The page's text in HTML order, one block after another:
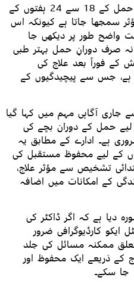
ڈاکٹر طاہر صغیر کا کہنا ہے کہ حمل کے 18 سے 24 ہفتوں کے
سمجھا جاتا ہے کیونکہ اس
طور پر دیکھی جا
صرف دورانِ حمل بہتر طبی
کے فوراً بعد علاج کی
جس سے پیچیدگیوں کے
آگاہی مہم میں کہا گیا
حمل کے دوران بچے کی
ہے۔ ادارے کے مطابق یہ
کے لیے محفوظ مستقبل کی
تشخیص سے مؤثر علاج،
کے امکانات میں اضافہ
دیا ہے کہ اگر ڈاکٹر کی
کارڈیوگرافی ضرور
ممکنہ مسائل کی جلد
کے ذریعے ایک محفوظ اور
جا سکے۔